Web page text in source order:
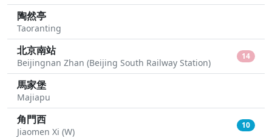
陶然亭
Taoranting
北京南站
Beijingnan Zhan (Beijing South Railway Station)
14
馬家堡
Majiapu
角門西
Jiaomen Xi (W)
10